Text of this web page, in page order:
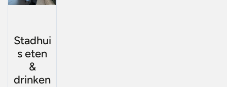
Stadhui
s eten
&
drinken